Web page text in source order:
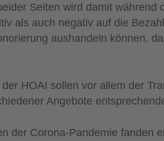
Seiten wird damit
als auch negativ auf die
aushandeln können,
HOAI sollen vor allem der
Angebote
der Corona-Pandemie fanden